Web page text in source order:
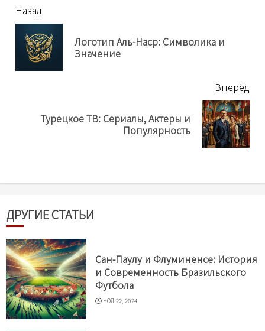
читать
еще
Назад
Логотип Аль-Наср: Символика и
Значение
Вперёд
Турецкое ТВ: Сериалы, Актеры и
Популярность
ДРУГИЕ СТАТЬИ
Сан-Паулу и Флуминенсе: История
и Современность Бразильского
Футбола
НОЯ 22, 2024